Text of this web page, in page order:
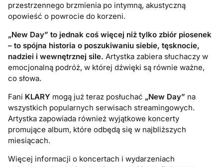
przestrzennego brzmienia po intymną, akustyczną
opowieść o powrocie do korzeni.
„New Day” to jednak coś więcej niż tylko zbiór piosenek
– to spójna historia o poszukiwaniu siebie, tęsknocie,
nadziei i wewnętrznej sile. Artystka zabiera słuchaczy w
emocjonalną podróż, w której dźwięki są równie ważne,
co słowa.
Fani KLARY mogą już teraz posłuchać „New Day” na
wszystkich popularnych serwisach streamingowych.
Artystka zapowiada również wyjątkowe koncerty
promujące album, które odbędą się w najbliższych
miesiącach.
Więcej informacji o koncertach i wydarzeniach